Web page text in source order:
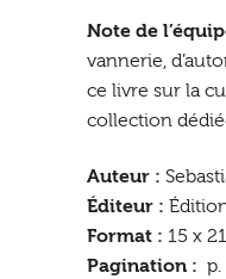
Note de
vannerie,
ce livre sur la
collection
Auteur :
Éditeur :
Format : 15 x
Pagination :